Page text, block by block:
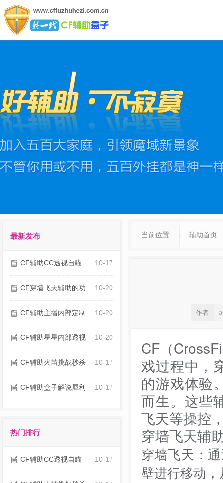
CF辅助盒子网
最新发布
CF辅助CC透视自瞄 10-17
CF穿墙飞天辅助的功 10-20
CF辅助主播内部定制 10-20
CF辅助星星内部透视 10-20
CF辅助火苗挑战秒杀 10-17
CF辅助盒子解说犀利 10-17
热门排行
CF辅助CC透视自瞄 10-17
当前位置 辅助首页
作者
CF（
戏过程中，
的游戏体验
而生。这些
飞天等操控
穿墙飞天辅
穿墙飞天：
壁进行移动